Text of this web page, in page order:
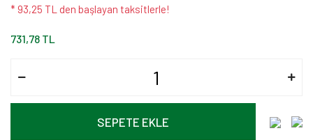
* 93,25 TL den başlayan taksitlerle!
731,78 TL
SEPETE EKLE